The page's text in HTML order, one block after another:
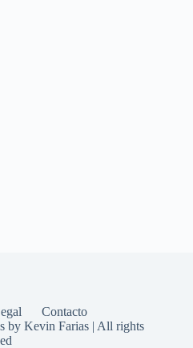
Contacto
by Kevin Farias | All rights